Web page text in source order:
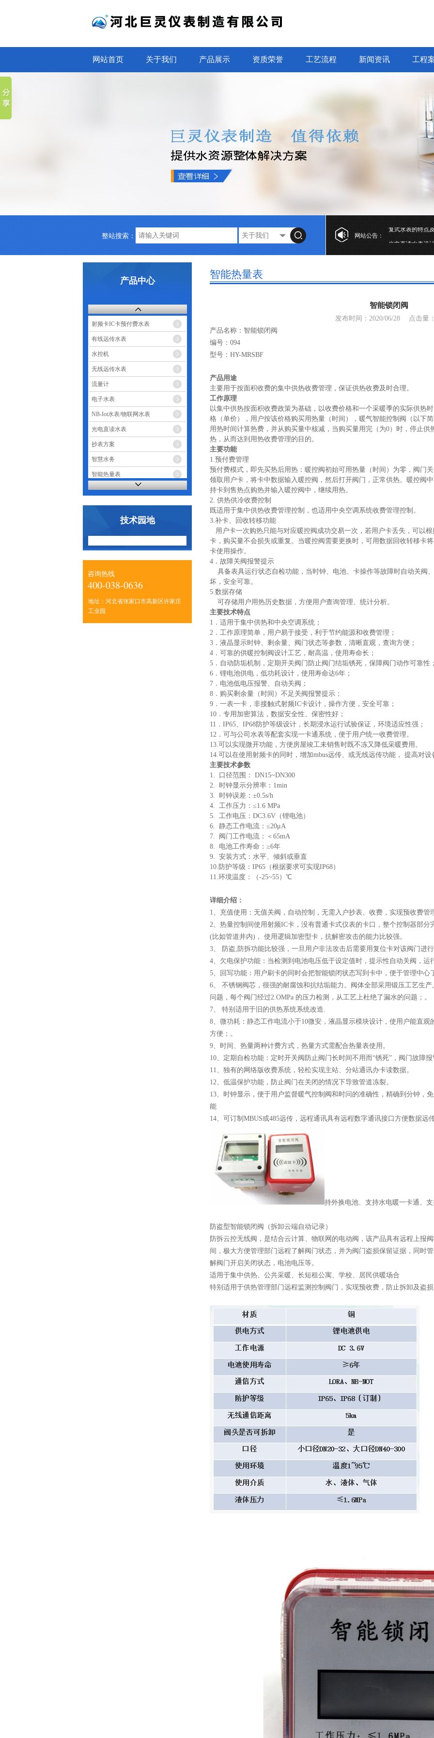
网站首页 关于我们 产品展示 资质荣誉 工艺流程 新闻资讯 工程
整站搜索： 网站公告： 光电直读水表设
第十七届“工业自
光电直读水表设
复式水表的特点
产品中心
射频卡IC卡预付费水表
有线远传水表
水控机
无线远传水表
流量计
电子水表
NB-Iot水表/物联网水表
光电直读水表
抄表方案
智慧水务
智能热量表
智能电表
技术园地
咨询热线
400-038-0636
地址：河北省张家口市高新区许家庄
工业园
智能热量表
智能锁闭阀
发布时间：2020/06/28
点击量：
产品名称：智能锁闭阀
编号：094
型号：HY-MRSBF
产品用途
主要用于按面积收费的集中供热收费管理，保证供热收费及时合理。
工作原理
以集中供热按面积收费政策为基础，以收费价格和一个采暖季的实际供热
格（单价），用户按该价格购买用热量（时间），暖气智能控制阀（以下
用热时间计算热费，并从购买量中核减，当购买量用完（为0）时，停止供
热，从而达到用热收费管理的目的。
主要功能
1.预付费管理
预付费模式，即先买热后用热：暖控阀初始可用热量（时间）为零，阀门
领取用户卡，将卡中数据输入暖控阀，然后打开阀门，正常供热。暖控阀
持卡到售热点购热并输入暖控阀中，继续用热。
2. 供热供冷收费控制
既适用于集中供热收费管理控制，也适用中央空调系统收费管理控制。
3.补卡、回收转移功能
用户卡一次购热只能与对应暖控阀成功交易一次，若用户卡丢失，可以
卡，购买量不会损失或重复。当暖控阀需要更换时，可用数据回收转移卡
卡使用操作。
4．故障关阀报警提示
具备表具运行状态自检功能，当时钟、电池、卡操作等故障时自动关阀
坏，安全可靠。
5.数据存储
可存储用户用热历史数据，方便用户查询管理、统计分析。
主要技术特点
1．适用于集中供热和中央空调系统；
2．工作原理简单，用户易于接受，利于节约能源和收费管理；
3．液晶显示时钟、剩余量、阀门状态等参数，清晰直观，查询方便；
4．可靠的供暖控制阀设计工艺，耐高温，使用寿命长；
5．自动防垢机制，定期开关阀门防止阀门结垢锈死，保障阀门动作可靠性；
6．锂电池供电，低功耗设计，使用寿命达6年；
7．电池低电压报警、自动关阀 ；
8．购买剩余量（时间）不足关阀报警提示；
9．一表一卡，非接触式射频IC卡设计，操作方便，安全可靠；
10．专用加密算法，数据安全性、保密性好；
11．IP65、IP68防护等级设计，长期浸水运行试验保证，环境适应性强；
12．可与公司水表等配套实现一卡通系统，便于用户统一收费管理。
13.可以实现微开功能，方便房屋竣工未销售时既不冻又降低采暖费用。
14.可以在使用射频卡的同时，增加mbus远传、或无线远传功能， 提高对设
主要技术参数
1. 口径范围： DN15~DN300
2. 时钟显示分辨率：1min
3. 时钟误差：±0.5s/h
4. 工作压力：≤1.6 MPa
5. 工作电压：DC3.6V（锂电池）
6. 静态工作电流：≤20μA
7. 阀门工作电流：＜65mA
8. 电池工作寿命：≥6年
9. 安装方式：水平、倾斜或垂直
10. 防护等级： IP65（根据要求可实现IP68）
11.环境温度：（-25~55）℃
详细介绍：
1、充值使用：无值关阀，自动控制，无需入户抄表、收费，实现预收费管
2、热量控制间使用射频IC卡，没有普通卡式仪表的卡口，整个控制器部
(比如管道井内)， 使用逻辑加密型卡，抗解密攻击的能力比较强。
3、 防盗,防拆功能比较强，一旦用户非法攻击后需要用复位卡对该阀门进
4、欠电保护功能：当检测到电池电压低于设定值时，提示性自动关阀，运
5、回写功能：用户刷卡的同时会把智能锁闭状态写到卡中，便于管理中心
6、 不锈钢阀芯，很强的耐腐蚀和抗结垢能力。阀体全部采用锻压工艺生
问题，每个阀门经过2.OMPa 的压力检测，从工艺上杜绝了漏水的问题；。
7、 特别适用于旧的供热系统系统改造.
8、微功耗：静态工作电流小于10微安，液晶显示模块设计，使用户能直
方便；。
9、时间、热量两种计费方式，热量方式需配合热量表使用。
10、定期自检功能：定时开关阀防止阀门长时间不用而“锈死”，阀门故障报
11、独有的网络版收费系统，轻松实现主站、分站通讯办卡读数据。
12、低温保护功能，防止阀门在关闭的情况下导致管道冻裂。
13、时钟显示，便于用户监督暖气控制阀和时问的准确性，精确到分钟，
能
14、可订制MBUS或485远传，远程通讯具有远程数字通讯接口方便数据远
持外换电池、支持水电暖一卡通、
防盗型智能锁闭阀（拆卸云端自动记录）
防拆云控无线阀，是结合云计算、物联网的电动阀，该产品具有远程上报
间，极大方便管理部门远程了解阀门状态，并为阀门盗损保留证据，同时
解阀门开启关闭状态，电池电压等。
适用于集中供热、公共采暖、长短租公寓、学校、居民供暖场合
特别适用于供热管理部门远程监测控制阀门，实现预收费，防止拆卸及盗损